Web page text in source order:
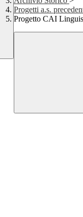
Progetti a.s.
Progetto CAI